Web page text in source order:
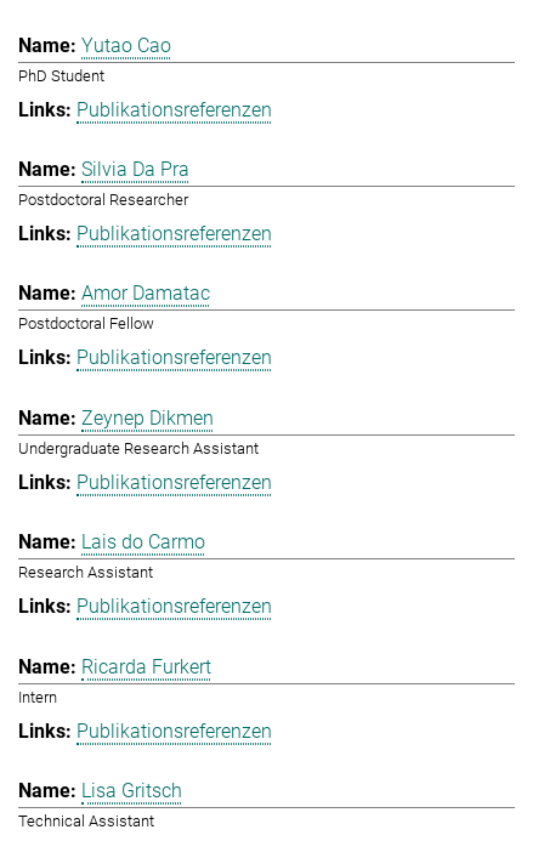
Yutao Cao
PhD Student
Publikationsreferenzen
Silvia Da Pra
Postdoctoral Researcher
Publikationsreferenzen
Amor Damatac
Postdoctoral Fellow
Publikationsreferenzen
Zeynep Dikmen
Undergraduate Research Assistant
Publikationsreferenzen
Lais do Carmo
Research Assistant
Publikationsreferenzen
Ricarda Furkert
Intern
Publikationsreferenzen
Lisa Gritsch
Technical Assistant